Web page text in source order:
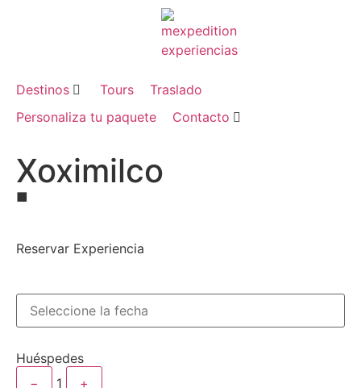
Destinos Tours
Traslado
Personaliza tu paquete
Contacto
Xoximilco
■
Reservar Experiencia
Huéspedes
−
1 +